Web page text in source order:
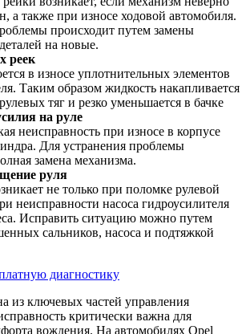
а также при износе ходовой автомобиля.
происходит путем замены
на новые.
реек
в износе уплотнительных элементов
Таким образом жидкость накапливается
тяг и резко уменьшается в бачке
на руле
неисправность при износе в корпусе
Для устранения проблемы
замена механизма.
руля
не только при поломке рулевой
неисправности насоса гидроусилителя
Исправить ситуацию можно путем
сальников, насоса и подтяжкой
диагностику
из ключевых частей управления
критически важна для
вождения. На автомобилях Opel